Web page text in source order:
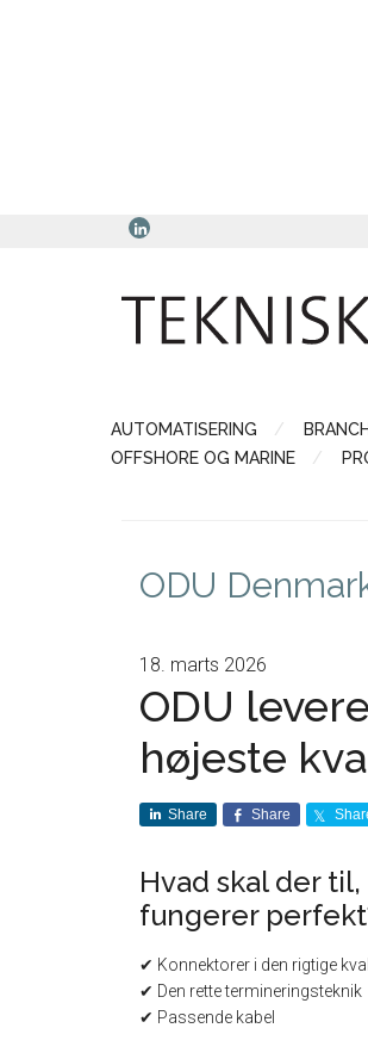
AUTOMATISERING
OFFSHORE OG MARINE
ODU
18. marts 2026
ODU
højeste
Share Share
Hvad skal der
fungerer
✔ Konnektorer i den rigtige
✔ Den rette termineringsteknik
✔ Passende kabel